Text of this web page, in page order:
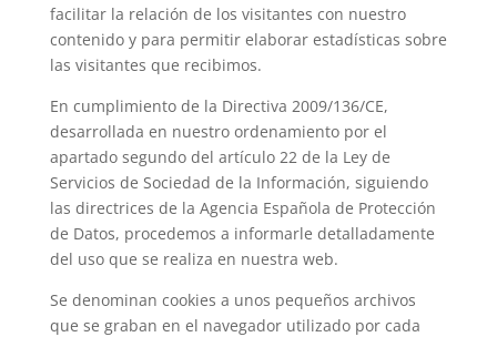
facilitar la relación de los visitantes con nuestro
contenido y para permitir elaborar estadísticas sobre
las visitantes que recibimos.
En cumplimiento de la Directiva 2009/136/CE,
desarrollada en nuestro ordenamiento por el
apartado segundo del artículo 22 de la Ley de
Servicios de Sociedad de la Información, siguiendo
las directrices de la Agencia Española de Protección
de Datos, procedemos a informarle detalladamente
del uso que se realiza en nuestra web.
Se denominan cookies a unos pequeños archivos
que se graban en el navegador utilizado por cada